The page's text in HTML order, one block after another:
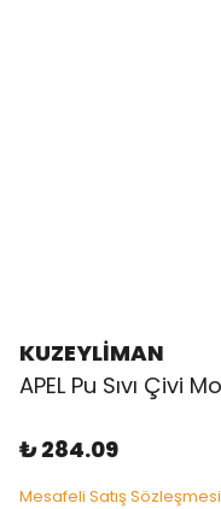
KUZEYLİMAN
APEL Pu Sıvı Çivi
₺ 284.09
Mesafeli Satış Sözleşmesi